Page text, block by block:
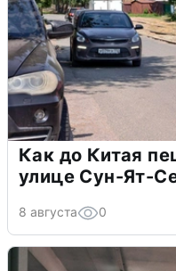
Как до Китая
улице Сун-Ят-
8 августа 0